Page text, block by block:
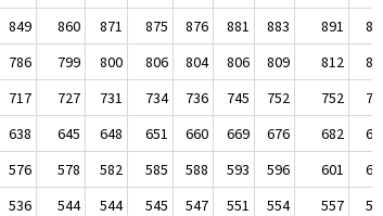
849 860 871 875 876 881 883 891 890
786 799 800 806 804 806 809 812 823
717 727 731 734 736 745 752 752 755
638 645 648 651 660 669 676 682 686
576 578 582 585 588 593 596 601 604
536 544 544 545 547 551 554 557 556